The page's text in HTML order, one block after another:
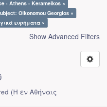
- Athens - Kerameikos ×
Oikonomou Georgios ×
ευρήματα ×
Show Advanced Filters
(Η εν Αθήναις